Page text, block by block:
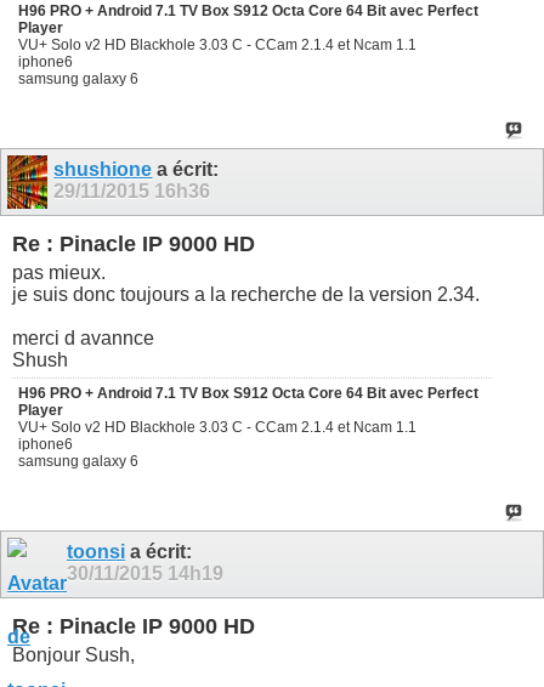
H96 PRO + Android 7.1 TV Box S912 Octa Core 64 Bit avec Perfect
Player
VU+ Solo v2 HD Blackhole 3.03 C - CCam 2.1.4 et Ncam 1.1
iphone6
samsung galaxy 6
shushione a écrit:
29/11/2015 16h36
Re : Pinacle IP 9000 HD
pas mieux.
je suis donc toujours a la recherche de la version 2.34.
merci d avannce
Shush
H96 PRO + Android 7.1 TV Box S912 Octa Core 64 Bit avec Perfect
Player
VU+ Solo v2 HD Blackhole 3.03 C - CCam 2.1.4 et Ncam 1.1
iphone6
samsung galaxy 6
toonsi a écrit:
30/11/2015 14h19
Re : Pinacle IP 9000 HD
Bonjour Sush,